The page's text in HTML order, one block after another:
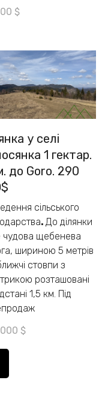
$
у селі
1 гектар.
до Goro. 290
сільського
. До ділянки
чудова щебенева
шириною 5 метрів
стовпи з
розташовані
1,5 км. Під
$